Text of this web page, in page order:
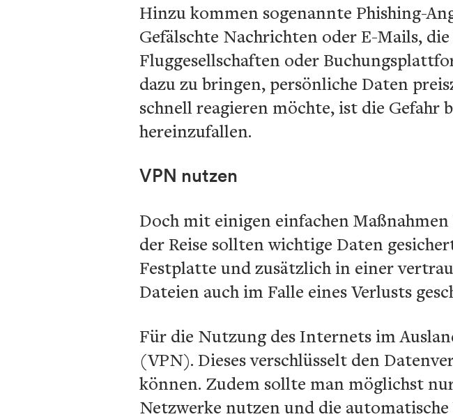
Hinzu kommen sogenannte Phishing-
Gefälschte Nachrichten oder E-Mails,
Fluggesellschaften oder
dazu zu bringen, persönliche Daten
schnell reagieren möchte, ist die Gefahr
hereinzufallen.
VPN nutzen
Doch mit einigen einfachen
der Reise sollten wichtige Daten
Festplatte und zusätzlich in einer
Dateien auch im Falle eines Verlusts
Für die Nutzung des Internets im
(VPN). Dieses verschlüsselt den
können. Zudem sollte man möglichst
Netzwerke nutzen und die